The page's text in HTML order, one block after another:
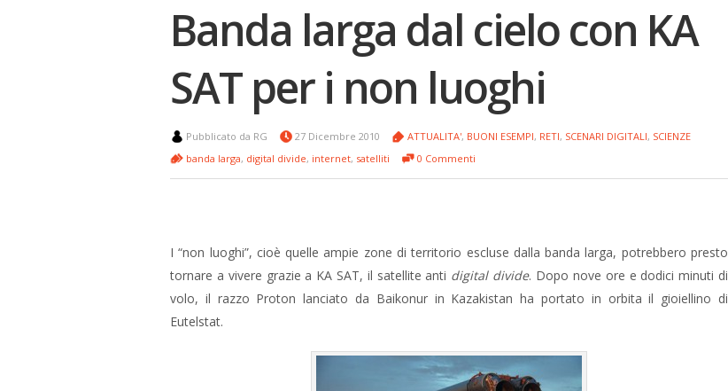
Banda larga dal cielo con KA
SAT per i non luoghi
Pubblicato da RG 27 Dicembre 2010 ATTUALITA', BUONI ESEMPI, RETI, SCENARI DIGITALI, SCIENZE
banda larga, digital divide, internet, satelliti 0 Commenti
I “non luoghi”, cioè quelle ampie zone di territorio escluse dalla banda larga, potrebbero presto
tornare a vivere grazie a KA SAT, il satellite anti digital divide. Dopo nove ore e dodici minuti di
volo, il razzo Proton lanciato da Baikonur in Kazakistan ha portato in orbita il gioiellino di
Eutelstat.